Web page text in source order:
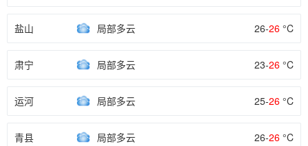
盐山 局部多云 26-26 °C
肃宁 局部多云 23-26 °C
运河 局部多云 25-26 °C
青县 局部多云 26-26 °C